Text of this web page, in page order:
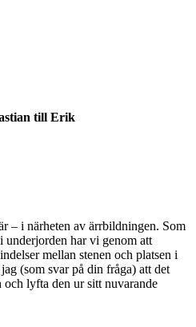
till Erik
– i närheten av ärrbildningen. Som
underjorden har vi genom att
mellan stenen och platsen i
(som svar på din fråga) att det
lyfta den ur sitt nuvarande